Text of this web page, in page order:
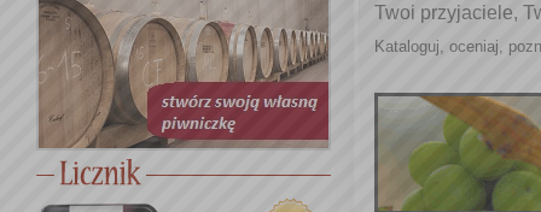
Twoi przyjaciele,
Kataloguj, oceniaj,